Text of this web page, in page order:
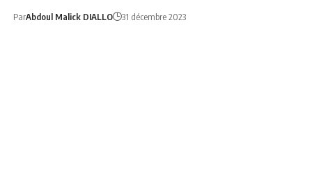
ParAbdoul Malick DIALLO 31 décembre 2023